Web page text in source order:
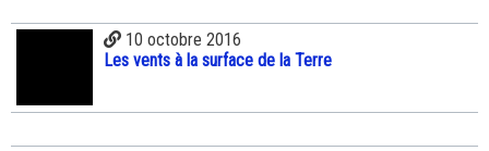
10 octobre 2016
Les vents à la surface de la Terre